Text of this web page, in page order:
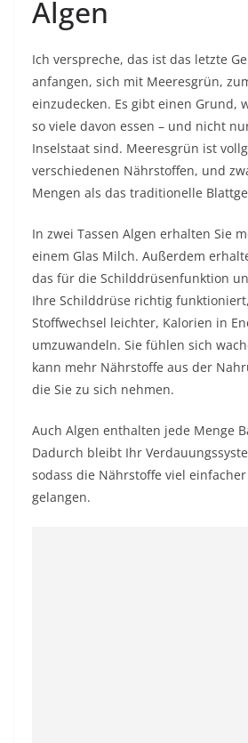
Algen
Ich verspreche, das ist das letzte
anfangen, sich mit Meeresgrün,
einzudecken. Es gibt einen Grund,
so viele davon essen – und nicht
Inselstaat sind. Meeresgrün ist
verschiedenen Nährstoffen, und
Mengen als das traditionelle
In zwei Tassen Algen erhalten Sie
einem Glas Milch. Außerdem
das für die Schilddrüsenfunktion
Ihre Schilddrüse richtig
Stoffwechsel leichter, Kalorien in
umzuwandeln. Sie fühlen sich
kann mehr Nährstoffe aus der
die Sie zu sich nehmen.
Auch Algen enthalten jede Menge
Dadurch bleibt Ihr
sodass die Nährstoffe viel
gelangen.